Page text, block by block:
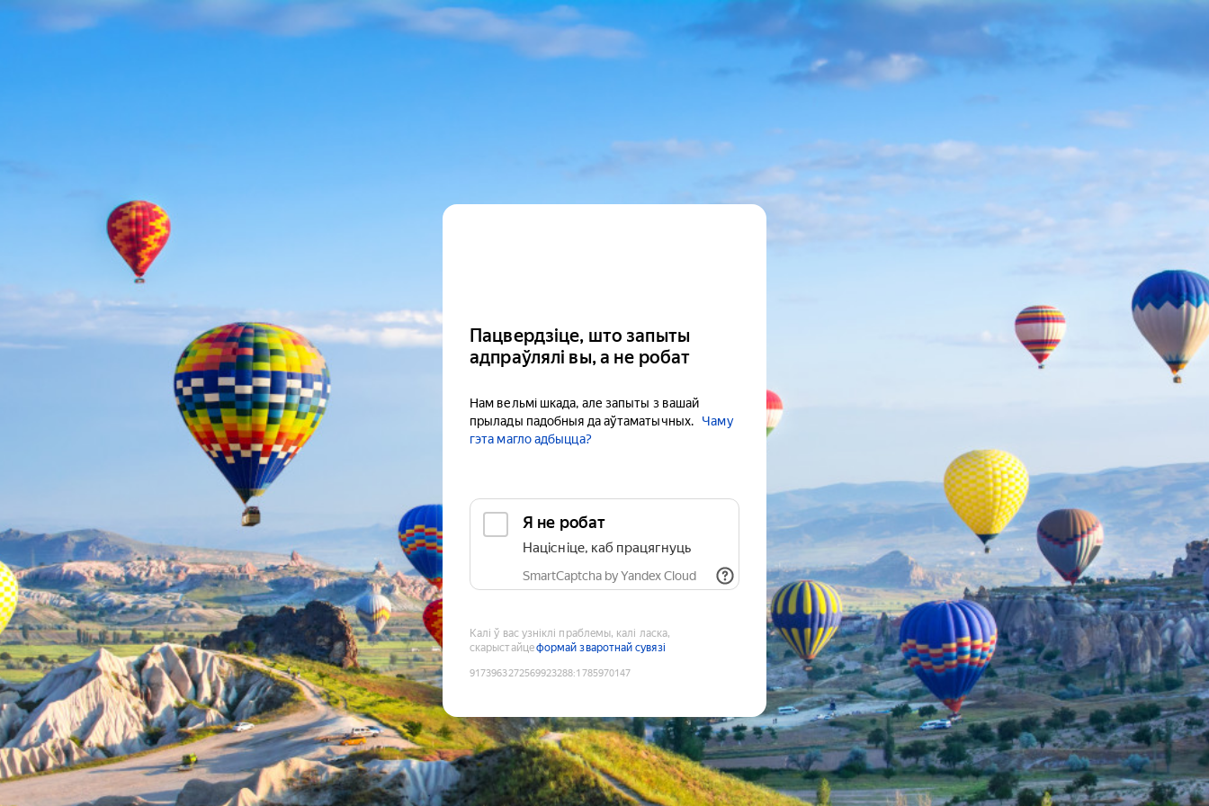
Пацвердзіце, што запыты
адпраўлялі вы, а не робат
Нам вельмі шкада, але запыты з вашай
прылады падобныя да аўтаматычных.
Чаму
гэта магло адбыцца?
Я не робат
Націсніце, каб працягнуць
SmartCaptcha by Yandex Cloud
Калі ў вас узніклі праблемы, калі ласка,
скарыстайцеформай зваротнай сувязі
9173963272569923288:1785970147